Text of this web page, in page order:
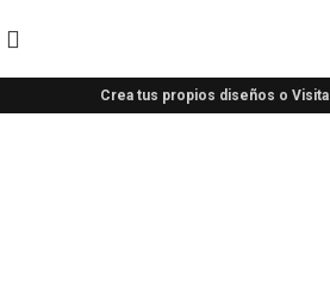
Crea tus propios diseños o